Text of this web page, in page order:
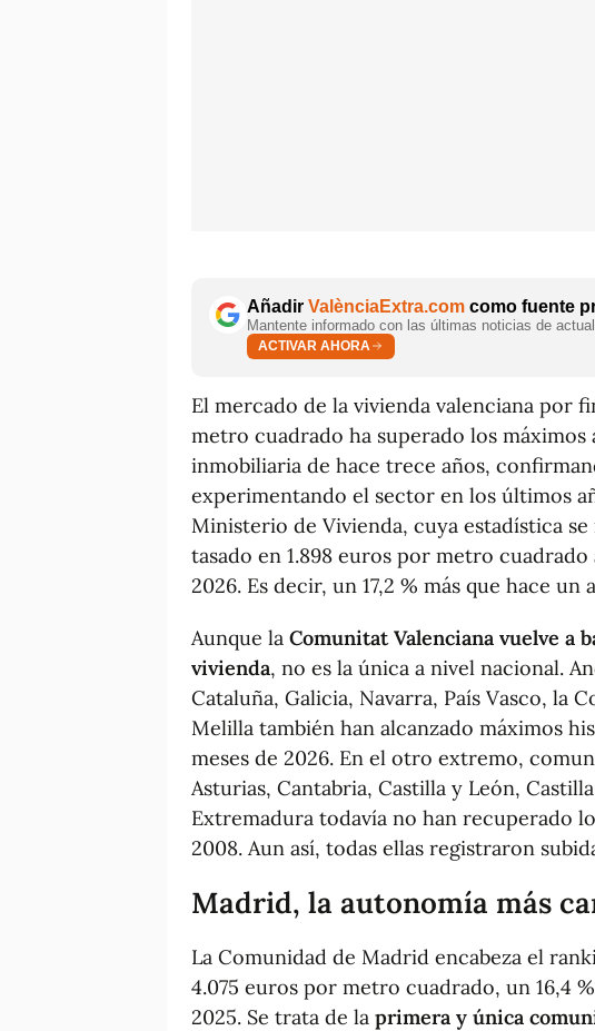
Añadir ValènciaExtra.com como fuente
Mantente informado con las últimas noticias de
ACTIVAR AHORA
El mercado de la vivienda valenciana por
metro cuadrado ha superado los máximos
inmobiliaria de hace trece años,
experimentando el sector en los últimos
Ministerio de Vivienda, cuya estadística
tasado en 1.898 euros por metro
2026. Es decir, un 17,2 % más que hace un
Aunque la Comunitat Valenciana vuelve a
vivienda, no es la única a nivel nacional.
Cataluña, Galicia, Navarra, País Vasco, la
Melilla también han alcanzado máximos
meses de 2026. En el otro extremo,
Asturias, Cantabria, Castilla y León,
Extremadura todavía no han recuperado
2008. Aun así, todas ellas registraron
Madrid, la autonomía más
La Comunidad de Madrid encabeza el
4.075 euros por metro cuadrado, un 16,4
2025. Se trata de la primera y única